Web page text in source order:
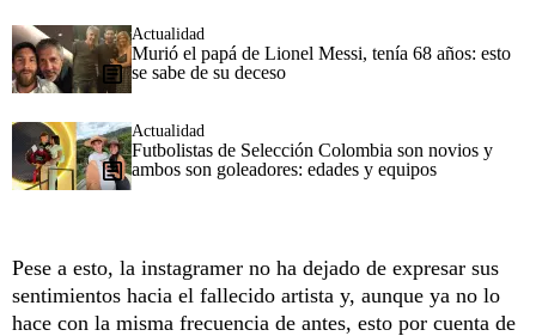
Actualidad
Murió el papá de Lionel Messi, tenía 68 años: esto
se sabe de su deceso
Actualidad
Futbolistas de Selección Colombia son novios y
ambos son goleadores: edades y equipos
Pese a esto, la instagramer no ha dejado de expresar sus
sentimientos hacia el fallecido artista y, aunque ya no lo
hace con la misma frecuencia de antes, esto por cuenta de